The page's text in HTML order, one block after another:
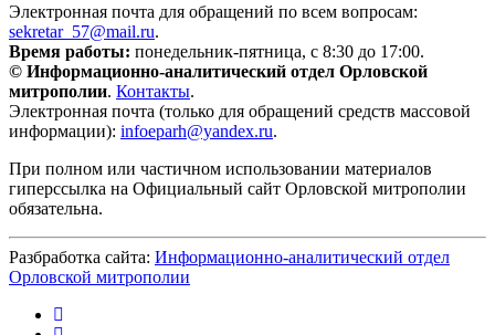
Электронная почта для обращений по всем вопросам:
sekretar_57@mail.ru.
Время работы: понедельник-пятница, с 8:30 до 17:00.
© Информационно-аналитический отдел Орловской
митрополии. Контакты.
Электронная почта (только для обращений средств массовой
информации): infoeparh@yandex.ru.
При полном или частичном использовании материалов
гиперссылка на Официальный сайт Орловской митрополии
обязательна.
Разбработка сайта: Информационно-аналитический отдел
Орловской митрополии